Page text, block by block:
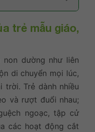
trẻ mẫu giáo,
dường như liên
di chuyển mọi lúc,
trời. Trẻ dành nhiều
và rượt đuổi nhau;
ngoạc, tập cử
các hoạt động cắt